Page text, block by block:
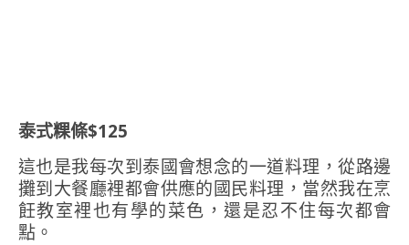
泰式粿條$125
這也是我每次到泰國會想念的一道料理，從路邊
攤到大餐廳裡都會供應的國民料理，當然我在烹
飪教室裡也有學的菜色，還是忍不住每次都會
點。